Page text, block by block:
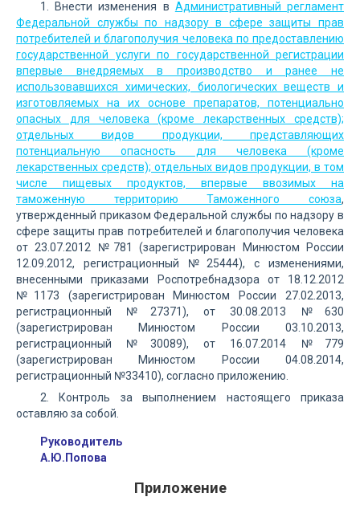
1. Внести изменения в Административный регламент
Федеральной службы по надзору в сфере защиты прав
потребителей и благополучия человека по предоставлению
государственной услуги по государственной регистрации
впервые внедряемых в производство и ранее не
использовавшихся химических, биологических веществ и
изготовляемых на их основе препаратов, потенциально
опасных для человека (кроме лекарственных средств);
отдельных видов продукции, представляющих
потенциальную опасность для человека (кроме
лекарственных средств); отдельных видов продукции, в том
числе пищевых продуктов, впервые ввозимых на
таможенную территорию Таможенного союза,
утвержденный приказом Федеральной службы по надзору в
сфере защиты прав потребителей и благополучия человека
от 23.07.2012 №781 (зарегистрирован Минюстом России
12.09.2012, регистрационный №25444), с изменениями,
внесенными приказами Роспотребнадзора от 18.12.2012
№1173 (зарегистрирован Минюстом России 27.02.2013,
регистрационный №27371), от 30.08.2013 №630
(зарегистрирован Минюстом России 03.10.2013,
регистрационный №30089), от 16.07.2014 №779
(зарегистрирован Минюстом России 04.08.2014,
регистрационный №33410), согласно приложению.
2. Контроль за выполнением настоящего приказа
оставляю за собой.
Руководитель
А.Ю.Попова
Приложение